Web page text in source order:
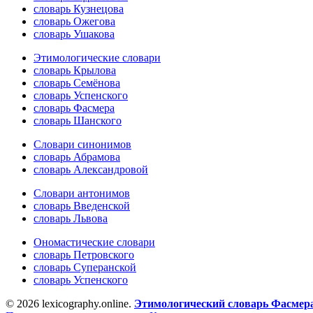
словарь Кузнецова
словарь Ожегова
словарь Ушакова
Этимологические словари
словарь Крылова
словарь Семёнова
словарь Успенского
словарь Фасмера
словарь Шанского
Словари синонимов
словарь Абрамова
словарь Александровой
Словари антонимов
словарь Введенской
словарь Львова
Ономастические словари
словарь Петровского
словарь Суперанской
словарь Успенского
© 2026 lexicography.online. Этимологический словарь